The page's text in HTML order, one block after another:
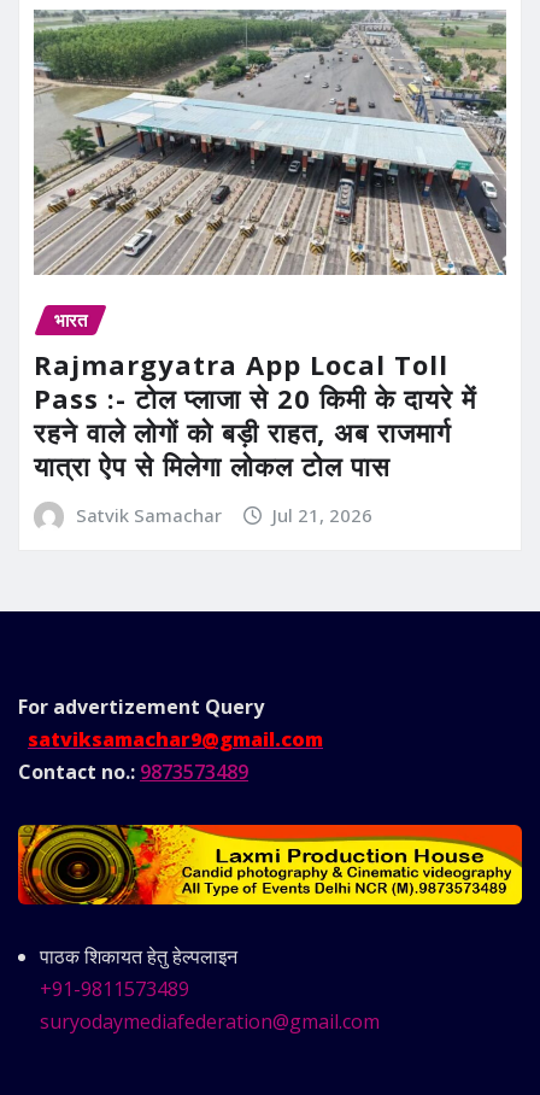
भारत
Rajmargyatra App Local Toll
Pass :- टोल प्लाजा से 20 किमी के दायरे में
रहने वाले लोगों को बड़ी राहत, अब राजमार्ग
यात्रा ऐप से मिलेगा लोकल टोल पास
Satvik Samachar Jul 21, 2026
For advertizement Query
satviksamachar9@gmail.com
Contact no.: 9873573489
पाठक शिकायत हेतु हेल्पलाइन
+91-9811573489
suryodaymediafederation@gmail.com